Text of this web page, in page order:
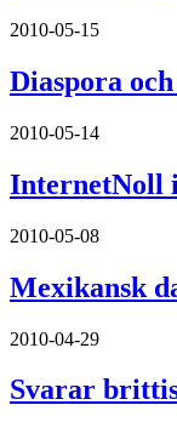
2010-05-15
Diaspora
2010-05-14
InternetNoll
2010-05-08
Mexikansk
2010-04-29
Svarar